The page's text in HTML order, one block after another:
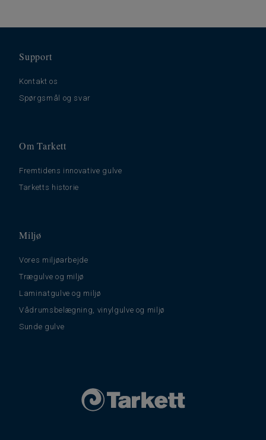
Support
Kontakt os
Spørgsmål og svar
Om Tarkett
Fremtidens innovative gulve
Tarketts historie
Miljø
Vores miljøarbejde
Trægulve og miljø
Laminatgulve og miljø
Vådrumsbelægning, vinylgulve og miljø
Sunde gulve